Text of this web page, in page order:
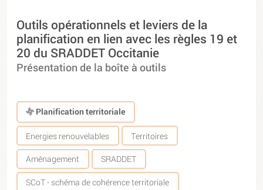
Outils opérationnels et leviers de la
planification en lien avec les règles 19 et
20 du SRADDET Occitanie
Présentation de la boîte à outils
Planification territoriale
Energies renouvelables Territoires
Aménagement SRADDET
SCoT - schéma de cohérence territoriale